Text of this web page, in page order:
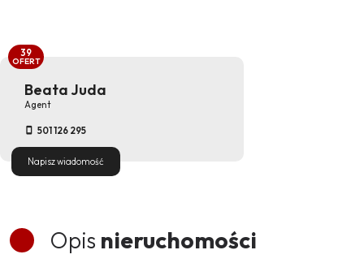
Beata Juda
Agent
501 126 295
Napisz wiadomość
39
OFERT
Opis nieruchomości